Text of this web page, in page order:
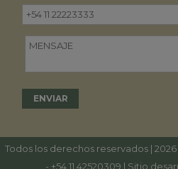
Todos los derechos reservados |
- +54 11 42520309 | Sitio